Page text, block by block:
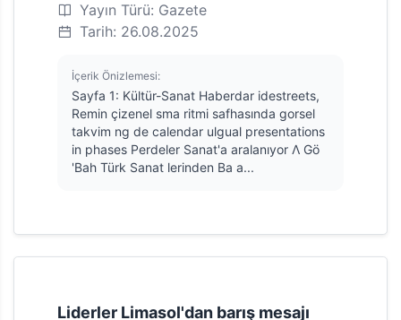
Yayın Türü: Gazete
Tarih: 26.08.2025
İçerik Önizlemesi:
Sayfa 1: Kültür-Sanat Haberdar idestreets,
Remin çizenel sma ritmi safhasında gorsel
takvim ng de calendar ulgual presentations
in phases Perdeler Sanat'a aralanıyor Λ Gö
'Bah Türk Sanat lerinden Ba a...
Liderler Limasol'dan barış mesajı